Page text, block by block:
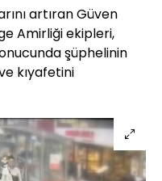
artıran Güven
Amirliği ekipleri,
şüphelinin
kıyafetini